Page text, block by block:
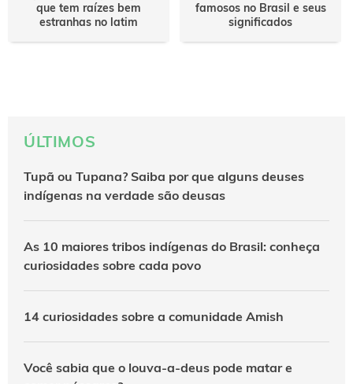
que tem raízes bem
estranhas no latim
famosos no Brasil e seus
significados
ÚLTIMOS
Tupã ou Tupana? Saiba por que alguns deuses
indígenas na verdade são deusas
As 10 maiores tribos indígenas do Brasil: conheça
curiosidades sobre cada povo
14 curiosidades sobre a comunidade Amish
Você sabia que o louva-a-deus pode matar e